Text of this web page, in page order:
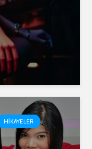
HIKAYELER